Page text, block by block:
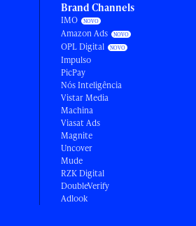
Brand Channels
IMO
Amazon Ads
OPL Digital
Impulso
PicPay
Nós Inteligência
Vistar Media
Machina
Viasat Ads
Magnite
Uncover
Mude
RZK Digital
DoubleVerify
Adlook